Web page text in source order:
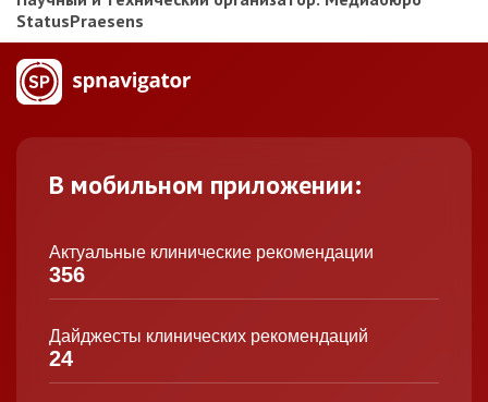
StatusPraesens
В мобильном приложении:
Актуальные клинические рекомендации
356
Дайджесты клинических рекомендаций
24